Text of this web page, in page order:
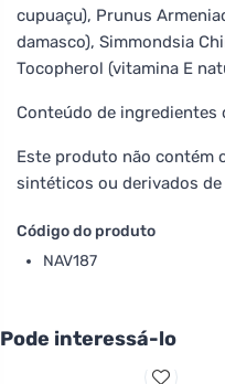
cupuaçu), Prunus
damasco), Simmondsia
Tocopherol (vitamina E
Conteúdo de ingredientes
Este produto não contém
sintéticos ou derivados
Código do produto
NAV187
Pode interessá-lo